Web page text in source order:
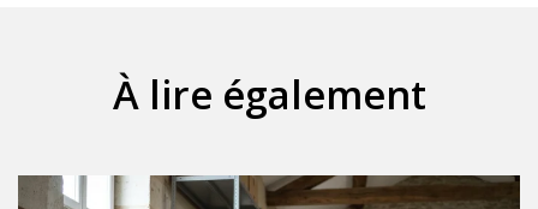
À lire également